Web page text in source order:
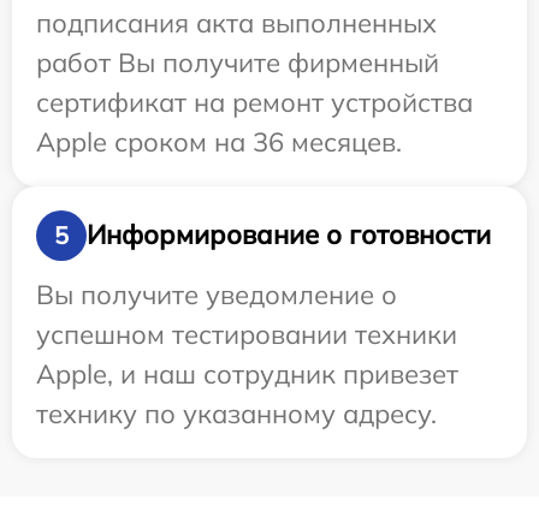
подписания акта выполненных
работ Вы получите фирменный
сертификат на ремонт устройства
Apple сроком на 36 месяцев.
5
Информирование о готовности
Вы получите уведомление о
успешном тестировании техники
Apple, и наш сотрудник привезет
технику по указанному адресу.